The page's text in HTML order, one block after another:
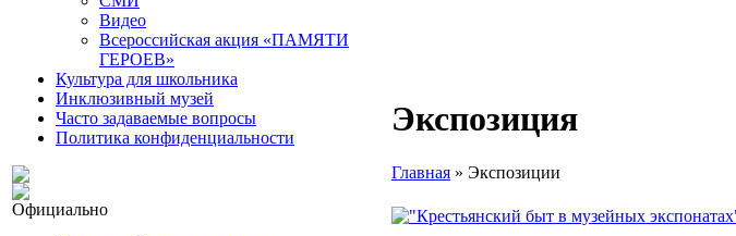
Видео
Всероссийская акция «ПАМЯТИ
ГЕРОЕВ»
Культура для школьника
Инклюзивный музей
Часто задаваемые вопросы
Политика конфиденциальности
Официально
Экспозиция
Главная » Экспозиции